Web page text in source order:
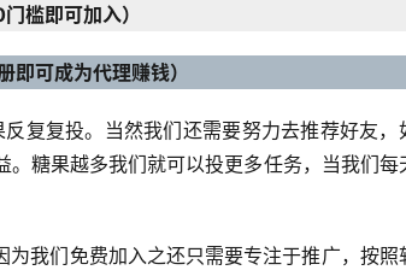
门槛即可加入）
即可成为代理赚钱）
复复投。当然我们还需要努力去推荐好友，
糖果越多我们就可以投更多任务，当我们每
我们免费加入之还只需要专注于推广，按照